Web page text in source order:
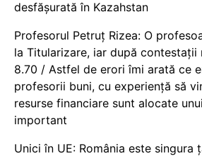
desfășurată în Kazahstan
Profesorul Petruț Rizea: O
la Titularizare, iar după contestații
8.70 / Astfel de erori îmi arată ce
profesorii buni, cu experiență să
resurse financiare sunt alocate
important
Unici în UE: România este singura